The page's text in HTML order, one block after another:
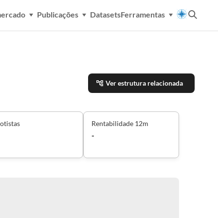
Publicações DatasetsFerramentas
Ver estrutura relacionada
Rentabilidade 12m
-